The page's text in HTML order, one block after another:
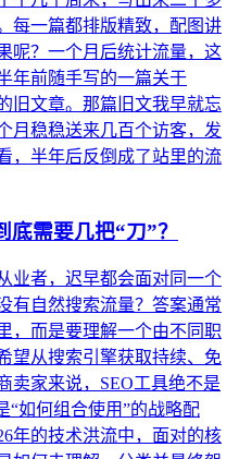
每一篇都排版精致，配图讲
呢？一个月后统计流量，这
年前随手写的一篇关于
旧文章。那篇旧文我早就忘
月稳稳送来几百个访客，发
，半年后反倒成了站里的流
需要几把“刀”？
业者，迟早都会面对同一个
有自然搜索流量？答案通常
，而是要理解一个由不同职
望从搜索引擎获取持续、免
卖家来说，SEO工具绝不是
“如何组合使用”的战略配
年的技术洪流中，面对的核